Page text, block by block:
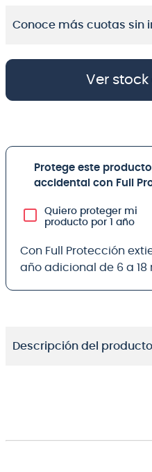
Conoce más cuotas sin
Ver
Protege este
accidental con Full
Quiero proteger mi
producto por 1 año
Con Full Protección
año adicional de 6 a 18
Descripción del producto